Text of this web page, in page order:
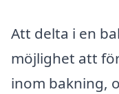
Att delta i en
möjlighet att
inom bakning,